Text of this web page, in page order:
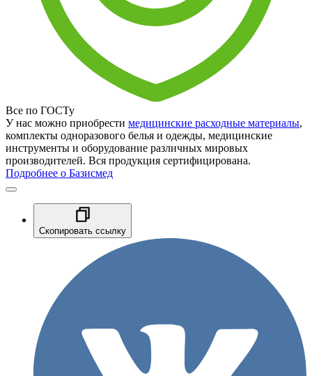
Все по ГОСТу
У нас можно приобрести медицинские расходные материалы,
комплекты одноразового белья и одежды, медицинские
инструменты и оборудование различных мировых
производителей. Вся продукция сертифицирована.
Подробнее о Базисмед
Скопировать ссылку